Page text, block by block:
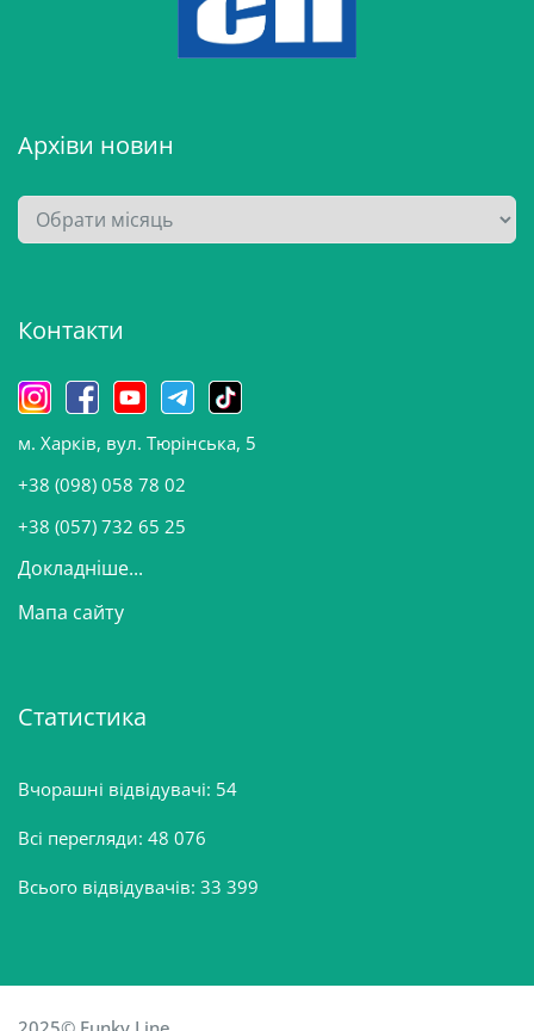
Архіви новин
А
р
в
н
о
в
и
Контакти
м. Харків, вул. Тюрінська, 5
+38 (098) 058 78 02
+38 (057) 732 65 25
Докладніше...
Мапа сайту
Статистика
Вчорашні відвідувачі: 54
Всі перегляди: 48 076
Всього відвідувачів: 33 399